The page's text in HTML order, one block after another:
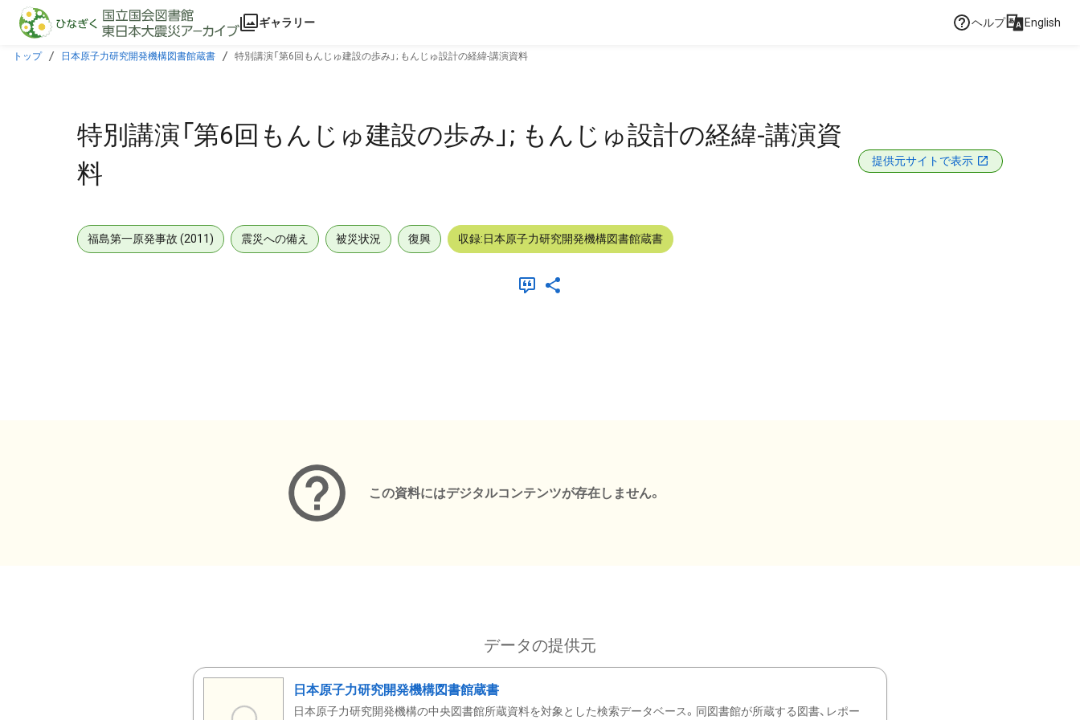
本文に飛ぶ
ギャラリー ヘルプ English
トップ 日本原子力研究開発機構図書館蔵書 特別講演「第6回もんじゅ建設の歩み」; もんじゅ設計の経緯-講演資料
特別講演「第6回もんじゅ建設の歩み」; もんじゅ設計の経緯-講演資
料
提供元サイトで表示
福島第一原発事故 (2011) 震災への備え 被災状況 復興 収録:日本原子力研究開発機構図書館蔵書
この資料にはデジタルコンテンツが存在しません。
データの提供元
日本原子力研究開発機構図書館蔵書
日本原子力研究開発機構の中央図書館所蔵資料を対象とした検索データベース。同図書館が所蔵する図書、レポー